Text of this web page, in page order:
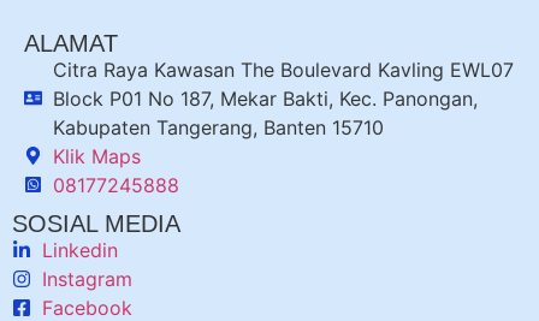
ALAMAT
Citra Raya Kawasan The Boulevard Kavling EWL07
Block P01 No 187, Mekar Bakti, Kec. Panongan,
Kabupaten Tangerang, Banten 15710
Klik Maps
08177245888
SOSIAL MEDIA
Linkedin
Instagram
Facebook